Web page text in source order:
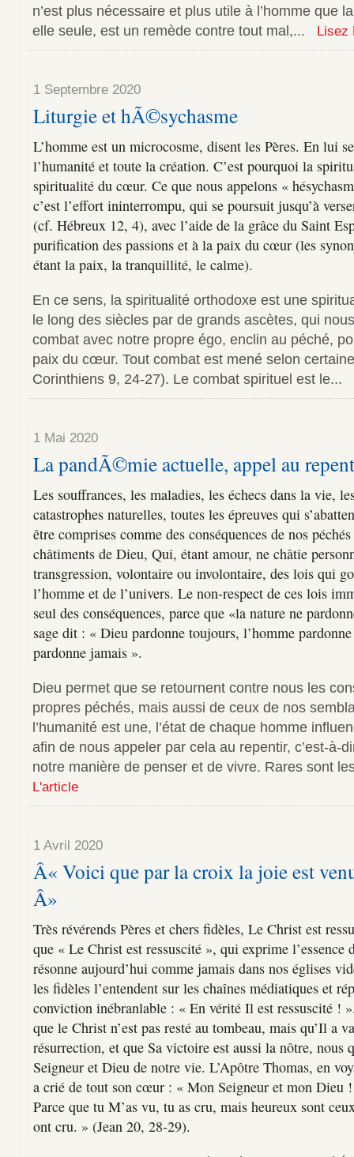
n’est plus nécessaire et plus utile à l’homme que
elle seule, est un remède contre tout mal,...
Lisez
1 Septembre 2020
Liturgie et hÃ©sychasme
L’homme est un microcosme, disent les Pères. En lui
l’humanité et toute la création. C’est pourquoi la
spiritualité du cœur. Ce que nous appelons «
c’est l’effort ininterrompu, qui se poursuit jusqu’à
(cf. Hébreux 12, 4), avec l’aide de la grâce du Saint
purification des passions et à la paix du cœur (les
étant la paix, la tranquillité, le calme).
En ce sens, la spiritualité orthodoxe est une
le long des siècles par de grands ascètes, qui
combat avec notre propre égo, enclin au péché,
paix du cœur. Tout combat est mené selon
Corinthiens 9, 24-27). Le combat spirituel est le...
1 Mai 2020
La pandÃ©mie actuelle, appel au
Les souffrances, les maladies, les échecs dans la vie,
catastrophes naturelles, toutes les épreuves qui
être comprises comme des conséquences de nos
châtiments de Dieu, Qui, étant amour, ne châtie
transgression, volontaire ou involontaire, des lois qui
l’homme et de l’univers. Le non-respect de ces lois
seul des conséquences, parce que «la nature ne
sage dit : « Dieu pardonne toujours, l’homme
pardonne jamais ».
Dieu permet que se retournent contre nous les
propres péchés, mais aussi de ceux de nos
l’humanité est une, l’état de chaque homme
afin de nous appeler par cela au repentir, c’est-à-
notre manière de penser et de vivre. Rares sont
L'article
1 Avril 2020
Â« Voici que par la croix la joie est
Â»
Très révérends Pères et chers fidèles, Le Christ est
que « Le Christ est ressuscité », qui exprime l’essence
résonne aujourd’hui comme jamais dans nos églises
les fidèles l’entendent sur les chaînes médiatiques et
conviction inébranlable : « En vérité Il est ressuscité !
que le Christ n’est pas resté au tombeau, mais qu’Il a
résurrection, et que Sa victoire est aussi la nôtre, nous
Seigneur et Dieu de notre vie. L’Apôtre Thomas, en
a crié de tout son cœur : « Mon Seigneur et mon Dieu
Parce que tu M’as vu, tu as cru, mais heureux sont
ont cru. » (Jean 20, 28-29).